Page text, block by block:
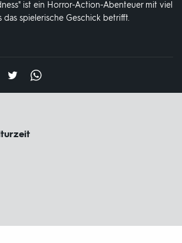
ist ein Horror-Action-Abenteuer mit viel
das spielerische Geschick betrifft.